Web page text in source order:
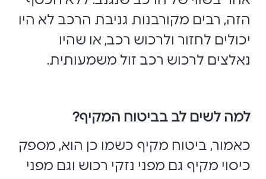
הזה, רבים מקורבנות גניבת הרכב לא היו
יכולים לחזור ולרכוש רכב, או שהיו
נאלצים לרכוש רכב זול משמעותית.
למה לשים לב בביטוח המקיף?
כאמור, ביטוח מקיף כשמו כן הוא, מספק
כיסוי מקיף גם מפני נזקי רכוש וגם מפני